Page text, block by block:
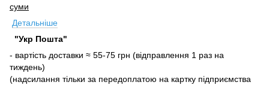
суми
Детальніше
"Укр Пошта"
- вартість доставки ≈ 55-75 грн (відправлення 1 раз на
тиждень)
(надсилання тільки за передоплатою на картку підприємства